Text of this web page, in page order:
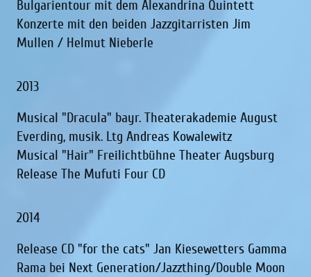
Bulgarientour mit dem Alexandrina Quintett
Konzerte mit den beiden Jazzgitarristen Jim
Mullen / Helmut Nieberle
2013
Musical "Dracula" bayr. Theaterakademie August
Everding, musik. Ltg Andreas Kowalewitz
Musical "Hair" Freilichtbühne Theater Augsburg
Release The Mufuti Four CD
2014
Release CD "for the cats" Jan Kiesewetters Gamma
Rama bei Next Generation/Jazzthing/Double Moon